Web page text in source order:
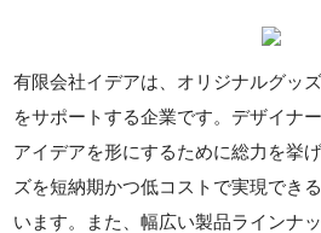
有限会社イデアは、オリジナルグッ
をサポートする企業です。デザイナ
アイデアを形にするために総力を挙
ズを短納期かつ低コストで実現でき
います。また、幅広い製品ラインナ